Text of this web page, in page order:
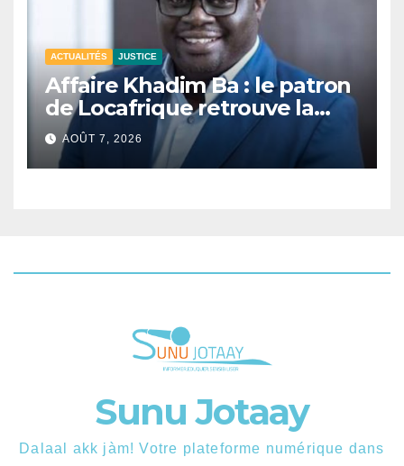
ACTUALITÉS JUSTICE
Affaire Khadim Ba : le patron
de Locafrique retrouve la
liberté.
AOÛT 7, 2026
Sunu Jotaay
Dalaal akk jàm! Votre plateforme numérique dans